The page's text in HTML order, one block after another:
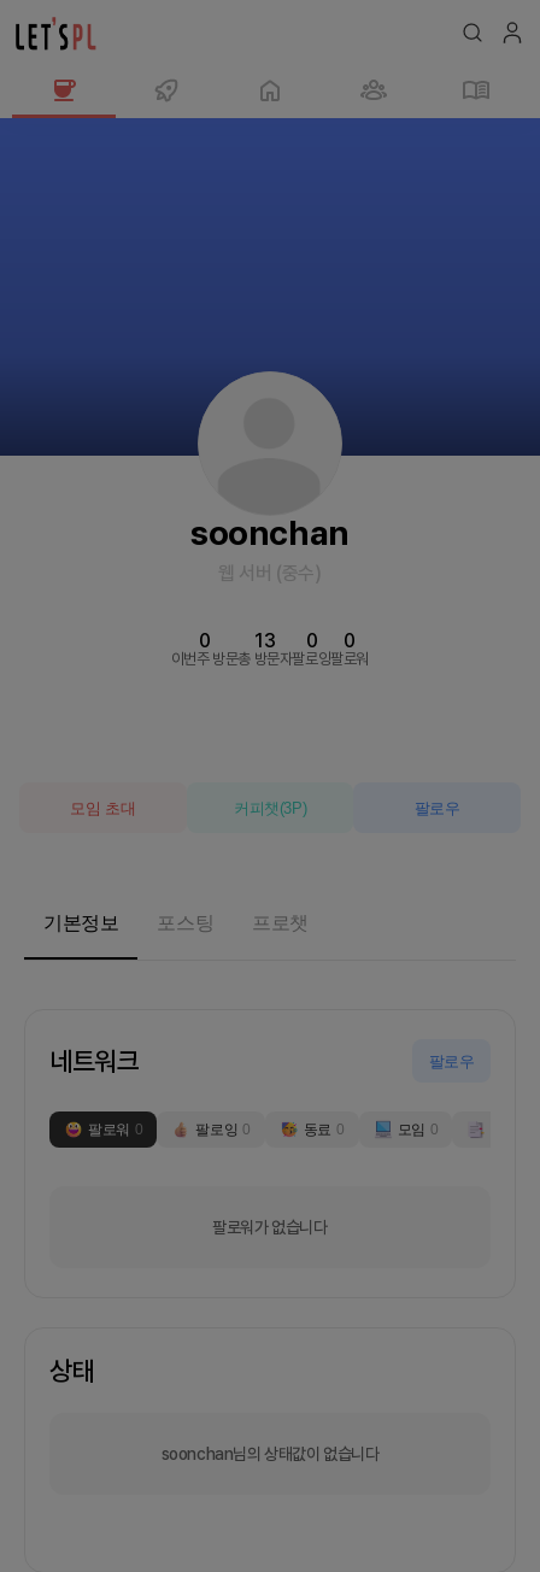
soonchan
웹 서버 (중수)
이번주 방문
0
총 방문자
13
팔로잉
0
팔로워
0
모임 초대 커피챗 (3P) 팔로우
기본정보 포스팅 프로챗
네트워크 팔로우
팔로워 0 팔로잉 0 동료 0 모임 0
팔로워가 없습니다
상태
soonchan님의 상태값이 없습니다